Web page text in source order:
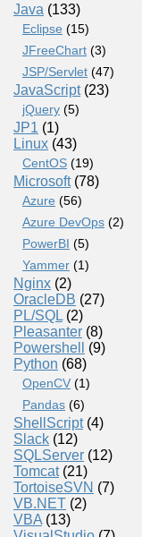
Java (133)
Eclipse (15)
JFreeChart (3)
JSP/Servlet (47)
JavaScript(23)
jQuery (5)
JP1 (1)
Linux (43)
CentOS (19)
Microsoft(78)
Azure (56)
Azure DevOps (2)
PowerBI (5)
Yammer (1)
Nginx (2)
OracleDB (27)
PL/SQL (2)
Pleasanter (8)
Powershell
(9)
Python (68)
OpenCV (1)
Pandas (6)
ShellScript(4)
Slack (12)
SQLServer (12)
Tomcat(21)
TortoiseSVN (7)
VB.NET (2)
VBA (13)